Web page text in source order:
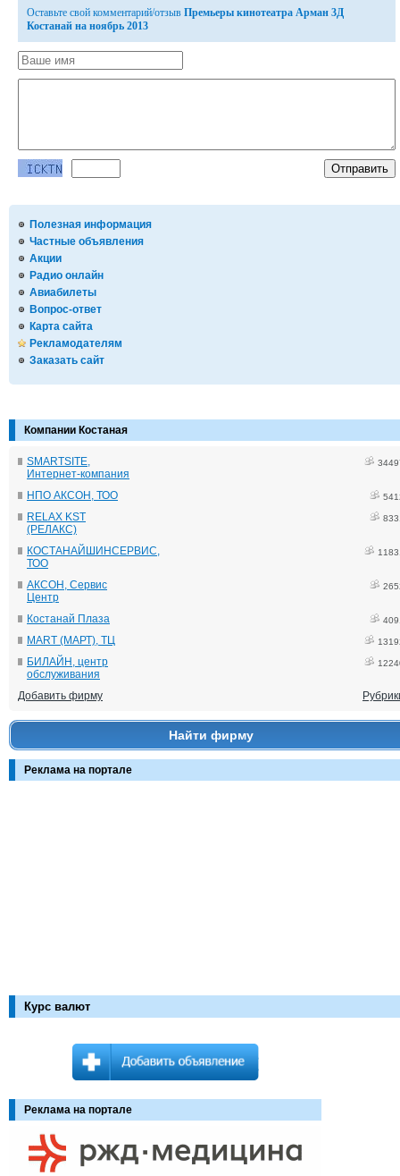
Полезная информация
Частные объявления
Акции
Радио онлайн
Авиабилеты
Вопрос-ответ
Карта сайта
Рекламодателям
Заказать сайт
Компании Костаная
SMARTSITE,
Интернет-компания
НПО АКСОН, ТОО
RELAX KST
(РЕЛАКС)
КОСТАНАЙШИНСЕРВИС,
ТОО
АКСОН, Сервис
Центр
Костанай Плаза
MART (МАРТ), ТЦ
БИЛАЙН, центр
обслуживания
Добавить фирму
Найти фирму
Реклама на портале
Курс валют
Оставьте свой комментарий/отзыв Премьеры кинотеатра Арман 3Д
Костанай на ноябрь 2013
Реклама на портале